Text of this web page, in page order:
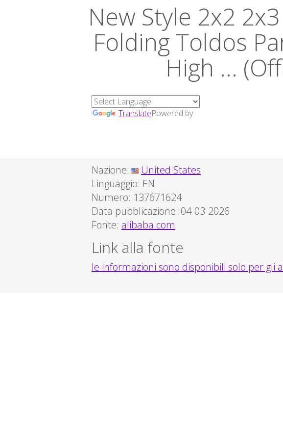
New Style 2x2
Folding Toldos
High ...
Powered by
Translate
Nazione:
United States
Linguaggio: EN
Numero: 137671624
Data pubblicazione: 04-03-2026
Fonte: alibaba.com
Link alla fonte
le informazioni sono disponibili solo per gli